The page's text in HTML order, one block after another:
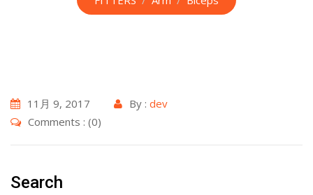
11月 9, 2017 By : dev
Comments : (0)
Search